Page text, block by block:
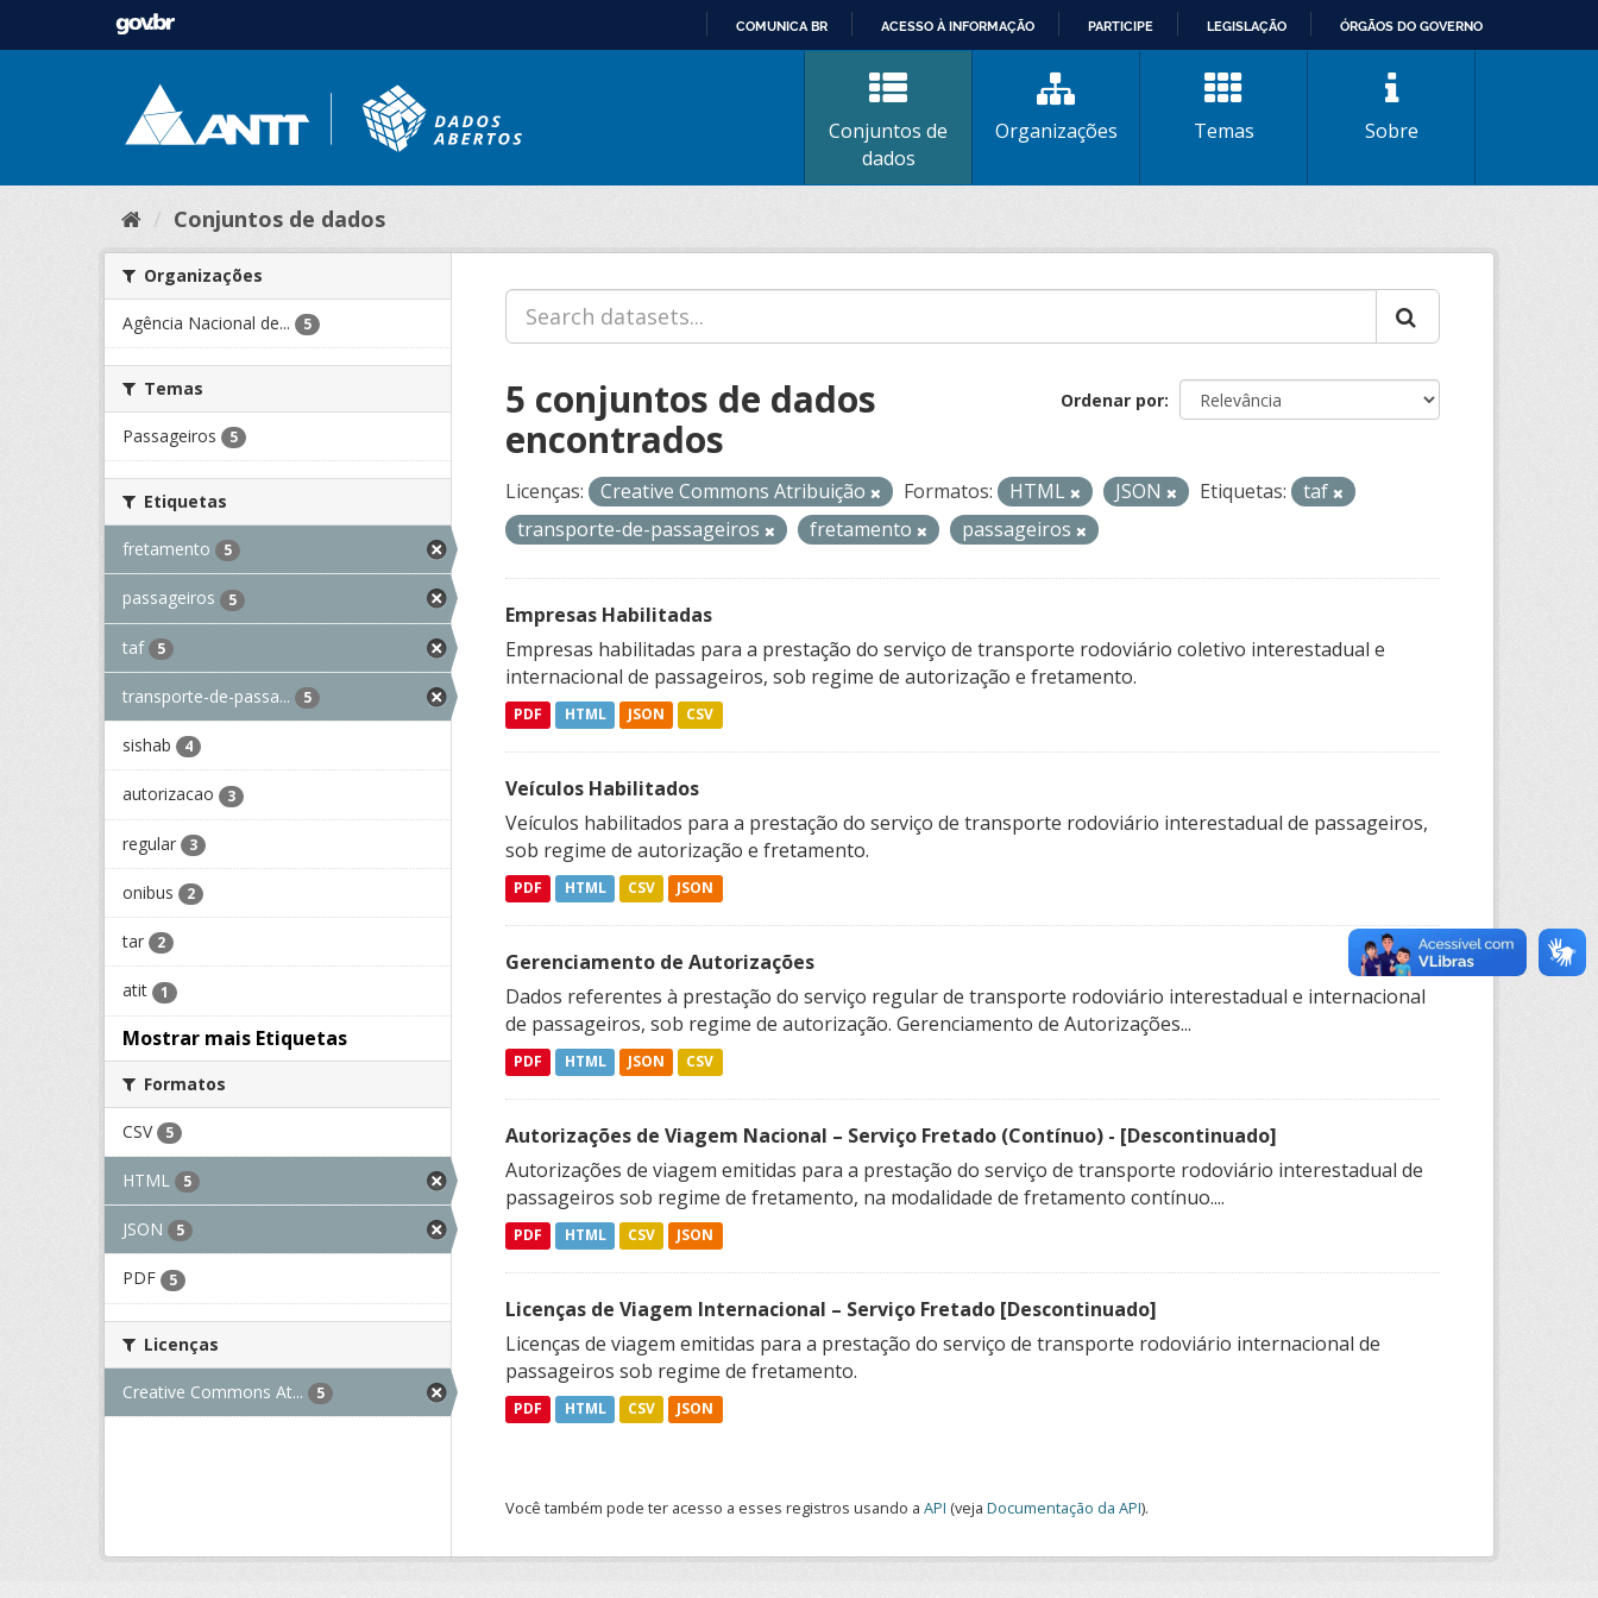
CONTEÚDO
COMUNICA BR ACESSO À INFORMAÇÃO PARTICIPE LEGISLAÇÃO ÓRGÃOS DO GOVERNO
Conjuntos de
dados
Organizações Temas Sobre
Conjuntos de dados
Organizações
Agência Nacional de... 5
Temas
Passageiros 5
Etiquetas
fretamento 5
passageiros 5
taf 5
transporte-de-passa... 5
sishab 4
autorizacao 3
regular 3
onibus 2
tar 2
atit 1
Mostrar mais Etiquetas
Formatos
CSV 5
HTML 5
JSON 5
PDF 5
Licenças
Creative Commons At... 5
Ordenar por
5 conjuntos de dados
encontrados
Licenças: Creative Commons Atribuição Formatos: HTML JSON Etiquetas:
taf
transporte-de-passageiros
fretamento passageiros
Empresas Habilitadas
Empresas habilitadas para a prestação do serviço de transporte rodoviário coletivo interestadual e
internacional de passageiros, sob regime de autorização e fretamento.
PDF HTML JSON CSV
Veículos Habilitados
Veículos habilitados para a prestação do serviço de transporte rodoviário interestadual de passageiros,
sob regime de autorização e fretamento.
PDF HTML CSV JSON
Gerenciamento de Autorizações
Dados referentes à prestação do serviço regular de transporte rodoviário interestadual e internacional
de passageiros, sob regime de autorização. Gerenciamento de Autorizações...
PDF HTML JSON CSV
Autorizações de Viagem Nacional – Serviço Fretado (Contínuo) - [Descontinuado]
Autorizações de viagem emitidas para a prestação do serviço de transporte rodoviário interestadual de
passageiros sob regime de fretamento, na modalidade de fretamento contínuo....
PDF HTML CSV JSON
Licenças de Viagem Internacional – Serviço Fretado [Descontinuado]
Licenças de viagem emitidas para a prestação do serviço de transporte rodoviário internacional de
passageiros sob regime de fretamento.
PDF HTML CSV JSON
Você também pode ter acesso a esses registros usando a API (veja Documentação da API).